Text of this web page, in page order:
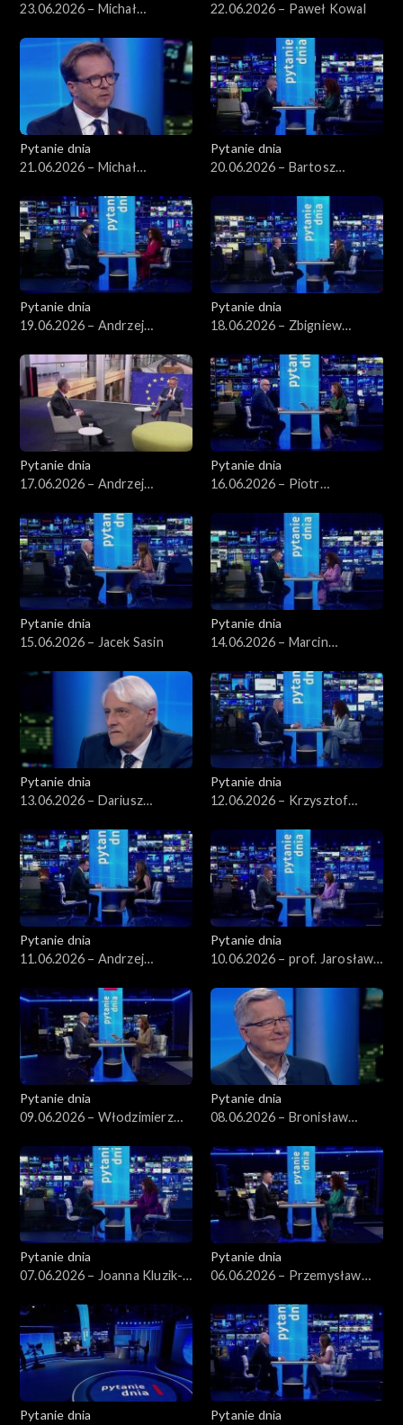
23.06.2026 – Michał
22.06.2026 – Paweł Kowal
Pytanie dnia
21.06.2026 – Michał
Pytanie dnia
20.06.2026 – Bartosz
Pytanie dnia
19.06.2026 – Andrzej
Pytanie dnia
18.06.2026 – Zbigniew
Pytanie dnia
17.06.2026 – Andrzej
Pytanie dnia
16.06.2026 – Piotr
Pytanie dnia
15.06.2026 – Jacek Sasin
Pytanie dnia
14.06.2026 – Marcin
Pytanie dnia
13.06.2026 – Dariusz
Pytanie dnia
12.06.2026 – Krzysztof
Pytanie dnia
11.06.2026 – Andrzej
Pytanie dnia
10.06.2026 – prof. Jarosław
Pytanie dnia
09.06.2026 – Włodzimierz
Pytanie dnia
08.06.2026 – Bronisław
Pytanie dnia
07.06.2026 – Joanna Kluzik-
Pytanie dnia
06.06.2026 – Przemysław
Pytanie dnia
Pytanie dnia